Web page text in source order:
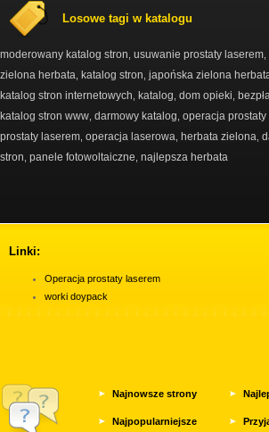
Losowe tagi w katalogu
moderowany katalog stron usuwanie prostaty laserem
zielona herbata katalog stron japońska zielona
katalog stron internetowych katalog dom opieki
katalog stron www darmowy katalog operacja prostaty
prostaty laserem operacja laserowa herbata zielona
stron panele fotowoltaiczne najlepsza herbata
Linki:
Operacja prostaty laserem
worki doypack
Najnowsze strony
Najpopularniejsze